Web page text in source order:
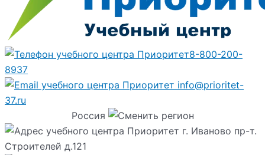
8-800-200-
8937
info@prioritet-
37.ru
Россия
г. Иваново пр-т.
Строителей д.121